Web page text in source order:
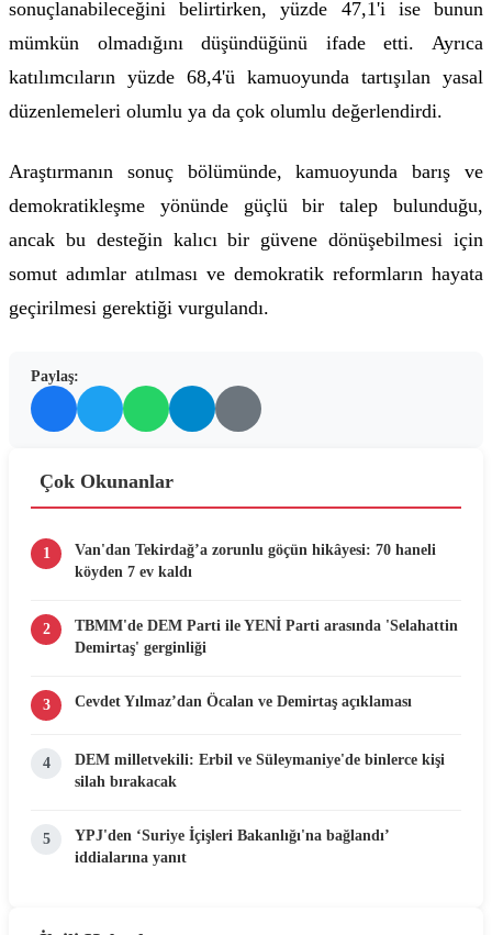
sonuçlanabileceğini belirtirken, yüzde 47,1'i ise bunun
mümkün olmadığını düşündüğünü ifade etti. Ayrıca
katılımcıların yüzde 68,4'ü kamuoyunda tartışılan yasal
düzenlemeleri olumlu ya da çok olumlu değerlendirdi.
Araştırmanın sonuç bölümünde, kamuoyunda barış ve
demokratikleşme yönünde güçlü bir talep bulunduğu,
ancak bu desteğin kalıcı bir güvene dönüşebilmesi için
somut adımlar atılması ve demokratik reformların hayata
geçirilmesi gerektiği vurgulandı.
Paylaş:
Çok Okunanlar
1
Van'dan Tekirdağ’a zorunlu göçün hikâyesi: 70 haneli
köyden 7 ev kaldı
2
TBMM'de DEM Parti ile YENİ Parti arasında 'Selahattin
Demirtaş' gerginliği
3 Cevdet Yılmaz’dan Öcalan ve Demirtaş açıklaması
4
DEM milletvekili: Erbil ve Süleymaniye'de binlerce kişi
silah bırakacak
5
YPJ'den ‘Suriye İçişleri Bakanlığı'na bağlandı’
iddialarına yanıt